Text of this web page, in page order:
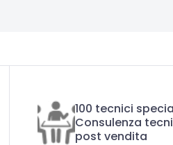
100 tecnici
Consulenza
post vendita